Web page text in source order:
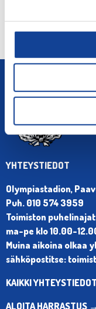
Seuraava
YHTEYSTIEDOT
Olympiastadion,
Puh. 010 574 3959
Toimiston
ma-pe klo 10.00-
Muina aikoina olkaa
sähköpostitse:
KAIKKI
ALOITA HARRASTUS →